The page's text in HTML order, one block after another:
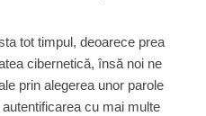
tot timpul, deoarece prea
cibernetică, însă noi ne
prin alegerea unor parole
cu mai multe